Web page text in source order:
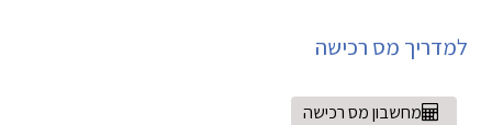
למדריך מס רכישה
מחשבון מס רכישה